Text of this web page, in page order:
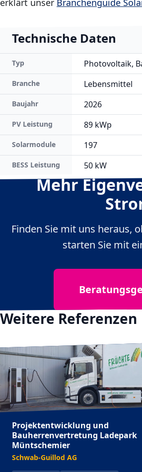
Technische Daten
Typ Photovoltaik,
Branche Lebensmittel
Baujahr 2026
PV Leistung 89 kWp
Solarmodule 197
BESS Leistung 50 kW
Mehr
Finden Sie mit uns heraus,
starten Sie mit
Weitere Referenzen
Projektentwicklung und
Bauherrenvertretung Ladepark
Müntschemier
Schwab-Guillod AG